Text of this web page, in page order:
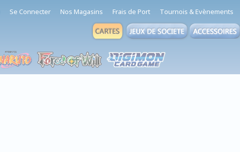
Se Connecter Nos Magasins Frais de Port Tournois & Evènements